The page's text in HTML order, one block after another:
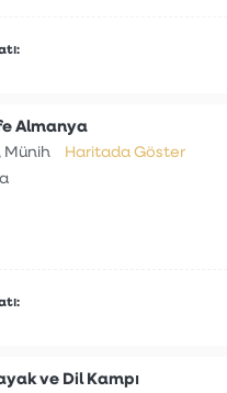
Almanya
Münih
Haritada Göster
ve Dil Kampı